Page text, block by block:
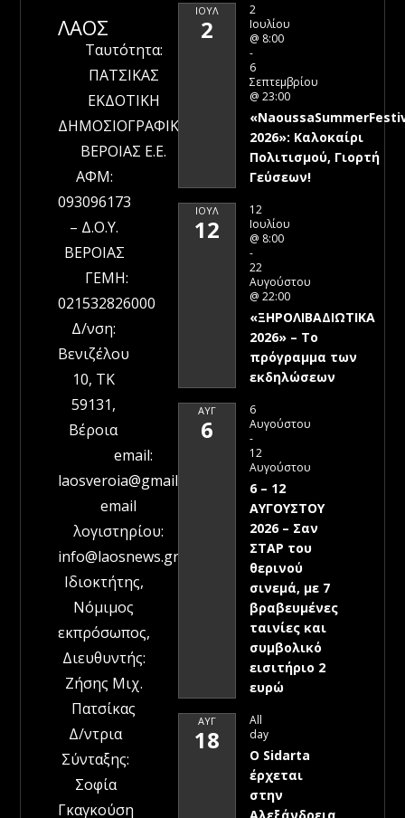
ΛΑΟΣ
Ταυτότητα:
ΠΑΤΣΙΚΑΣ
ΕΚΔΟΤΙΚΗ
ΔΗΜΟΣΙΟΓΡΑΦΙΚΗ
ΒΕΡΟΙΑΣ Ε.Ε.
ΑΦΜ:
093096173
– Δ.Ο.Υ.
ΒΕΡΟΙΑΣ
ΓΕΜΗ:
021532826000
Δ/νση:
Βενιζέλου
10, ΤΚ
59131,
Βέροια
email:
laosveroia@gmail.com
email
λογιστηρίου:
info@laosnews.gr
Ιδιοκτήτης,
Νόμιμος
εκπρόσωπος,
Διευθυντής:
Ζήσης Μιχ.
Πατσίκας
Δ/ντρια
Σύνταξης:
Σοφία
Γκαγκούση
ΙΟΎΛ
2
2
Ιουλίου
@ 8:00
-
6
Σεπτεμβρίου
@ 23:00
2026»: Καλοκαίρι
Πολιτισμού, Γιορτή
Γεύσεων!
ΙΟΎΛ
12
12
Ιουλίου
@ 8:00
-
22
Αυγούστου
@ 22:00
«ΞΗΡΟΛΙΒΑΔΙΩΤΙΚΑ
2026» – To
πρόγραμμα των
εκδηλώσεων
ΑΥΓ
6
6
Αυγούστου
-
12
Αυγούστου
6 – 12
ΑΥΓΟΥΣΤΟΥ
2026 – Σαν
ΣΤΑΡ του
θερινού
σινεμά, με 7
βραβευμένες
ταινίες και
συμβολικό
εισιτήριο 2
ευρώ
ΑΥΓ
18
All
day
Ο Sidarta
έρχεται
στην